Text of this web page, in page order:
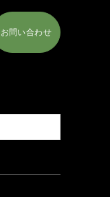
お問い合わせ